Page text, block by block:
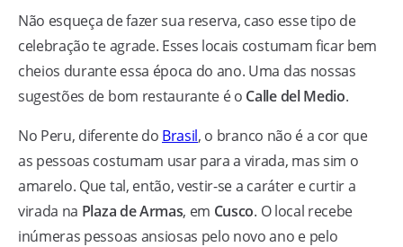
Não esqueça de fazer sua reserva, caso esse tipo de
celebração te agrade. Esses locais costumam ficar bem
cheios durante essa época do ano. Uma das nossas
sugestões de bom restaurante é o Calle del Medio.
No Peru, diferente do Brasil, o branco não é a cor que
as pessoas costumam usar para a virada, mas sim o
amarelo. Que tal, então, vestir-se a caráter e curtir a
virada na Plaza de Armas, em Cusco. O local recebe
inúmeras pessoas ansiosas pelo novo ano e pelo